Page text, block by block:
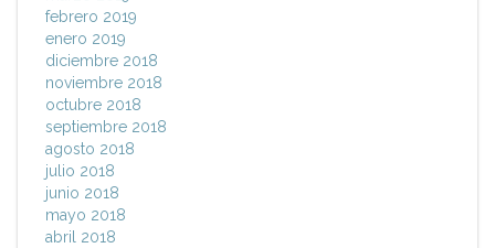
febrero 2019
enero 2019
diciembre 2018
noviembre 2018
octubre 2018
septiembre 2018
agosto 2018
julio 2018
junio 2018
mayo 2018
abril 2018